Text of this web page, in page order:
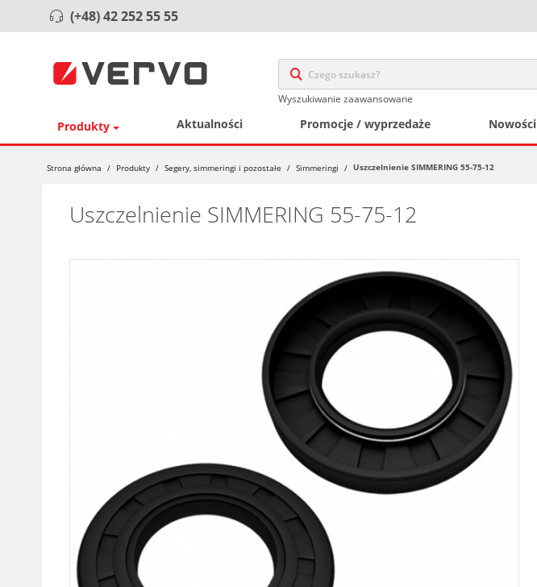
(+48) 42 252 55 55
Wyszukiwanie zaawansowane
Produkty Aktualności Promocje / wyprzedaże Nowości
Strona główna / Produkty / Segery, simmeringi i pozostałe / Simmeringi / Uszczelnienie SIMMERING 55-75-12
Uszczelnienie SIMMERING 55-75-12